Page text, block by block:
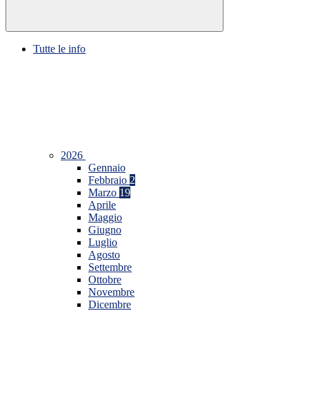
Tutte le info
2026
Gennaio
Febbraio 2
Marzo 19
Aprile
Maggio
Giugno
Luglio
Agosto
Settembre
Ottobre
Novembre
Dicembre